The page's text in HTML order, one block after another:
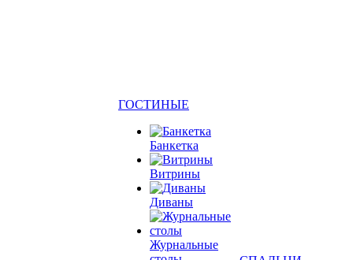
ГОСТИНЫЕ
Банкетка
Витрины
Диваны
Журнальные